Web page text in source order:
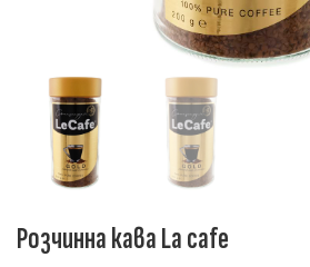
Розчинна кава La cafe